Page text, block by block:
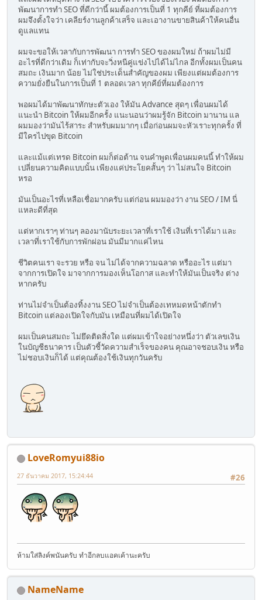
พัฒนาการทำ SEO ที่ดีกว่านี้ ผมต้องการเป็นที่ 1 ทุกคีย์ ที่ผมต้องการ
ผมจึงตั้งใจว่า เคลียร์งานลูกค้าเสร็จ และเอางานขายสินค้าให้คนอื่น
ดูแลแทน
ผมจะขอให้เวลากับการพัฒนา การทำ SEO ของผมใหม่ ถ้าผมไม่มี
อะไรที่ดีกว่าเดิม ก็เท่ากับจะวิ่งหนีคู่แข่งไปได้ไม่ไกล อีกทั้งผมเป็นคน
สมถะ เงินมาก น้อย ไม่ใช่ประเด็นสำคัญของผม เพียงแต่ผมต้องการ
ความยั่งยืนในการเป็นที่ 1 ตลอดเวลา ทุกคีย์ที่ผมต้องการ
พอผมได้มาพัฒนาทักษะตัวเอง ให้มัน Advance สุดๆ เพื่อนผมได้
แนะนำ Bitcoin ให้ผมอีกครั้ง แนะนอนว่าผมรู้จัก Bitcoin มานาน แล
ผมมองว่ามันไร้สาระ สำหรับผมมากๆ เมื่อก่อนผมจะหัวเราะทุกครั้ง ที่
มีใครไปขุด Bitcoin
และแม้แต่เทรด Bitcoin ผมก็ต่อต้าน จนคำพูดเพื่อนผมคนนี้ ทำให้ผม
เปลี่ยนความคิดแบบนั้น เพียงแค่ประโยคสั้นๆ ว่า ไม่สนใจ Bitcoin
หรอ
มันเป็นอะไรที่เหลือเชื่อมากครับ แต่ก่อน ผมมองว่า งาน SEO / IM นี่
แหละดีที่สุด
แต่หากเราๆ ท่านๆ ลองมานับระยะเวลาที่เราใช้ เงินที่เราได้มา และ
เวลาที่เราใช้กับการพักผ่อน มันมีมากแค่ไหน
ชีวิตคนเรา จะรวย หรือ จน ไม่ได้จากความฉลาด หรืออะไร แต่มา
จากการเปิดใจ มาจากการมองเห็นโอกาส และทำให้มันเป็นจริง ต่าง
หากครับ
ท่านไม่จำเป็นต้องทิ้งงาน SEO ไม่จำเป็นต้องเทหมดหน้าตักทำ
Bitcoin แต่ลองเปิดใจกับมัน เหมือนที่ผมได้เปิดใจ
ผมเป็นคนสมถะ ไม่ยึดติดสิ่งใด แต่ผมเข้าใจอย่างหนึ่งว่า ตัวเลขเงิน
ในบัญชีธนาคาร เป็นตัวชี้วัดความสำเร็จของคน คุณอาจชอบเงิน หรือ
ไม่ชอบเงินก็ได้ แต่คุณต้องใช้เงินทุกวันครับ
LoveRomyui88io
#26
27 ธันวาคม 2017, 15:24:44
ห้ามใส่ลิงค์พนันครับ ทำอีกลบแอคเค้านะครับ
NameName